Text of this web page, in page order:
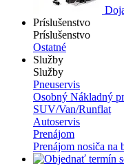
Príslušenstvo
Príslušenstvo
Ostatné
Služby
Služby
Pneuservis
Osobný Nákladný
SUV/Van/Runflat
Autoservis
Prenájom
Prenájom nosiča na